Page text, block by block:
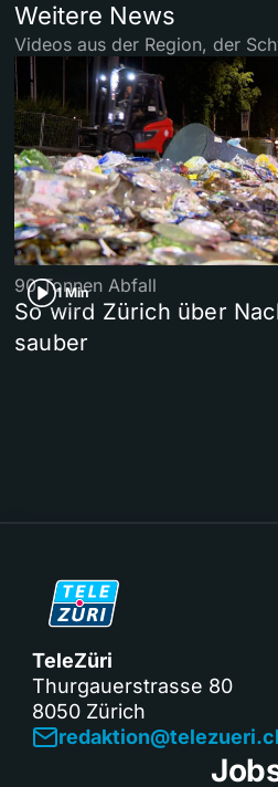
Weitere News
Videos aus der Region, der
1 Min
90 Tonnen Abfall
So wird Zürich über
sauber
TeleZüri
Thurgauerstrasse 80
8050 Zürich